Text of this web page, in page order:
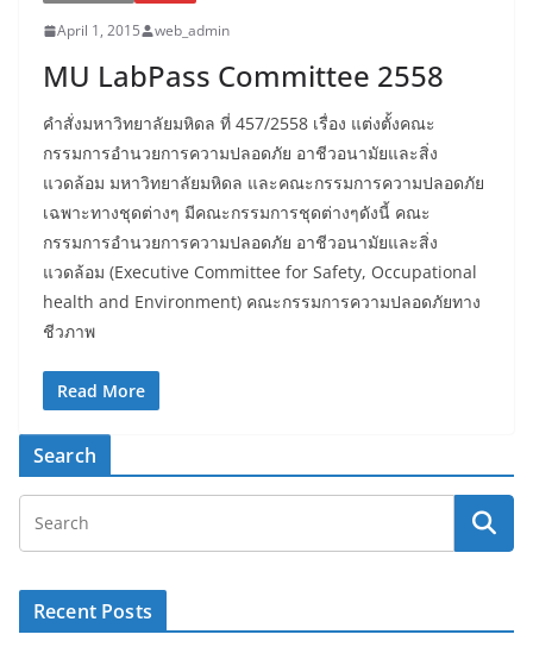
April 1, 2015 web_admin
MU LabPass Committee 2558
คำสั่งมหาวิทยาลัยมหิดล ที่ 457/2558 เรื่อง แต่งตั้งคณะ
กรรมการอำนวยการความปลอดภัย อาชีวอนามัยและสิ่ง
แวดล้อม มหาวิทยาลัยมหิดล และคณะกรรมการความปลอดภัย
เฉพาะทางชุดต่างๆ มีคณะกรรมการชุดต่างๆดังนี้ คณะ
กรรมการอำนวยการความปลอดภัย อาชีวอนามัยและสิ่ง
แวดล้อม (Executive Committee for Safety, Occupational
health and Environment) คณะกรรมการความปลอดภัยทาง
ชีวภาพ
Read More
Search
Recent Posts